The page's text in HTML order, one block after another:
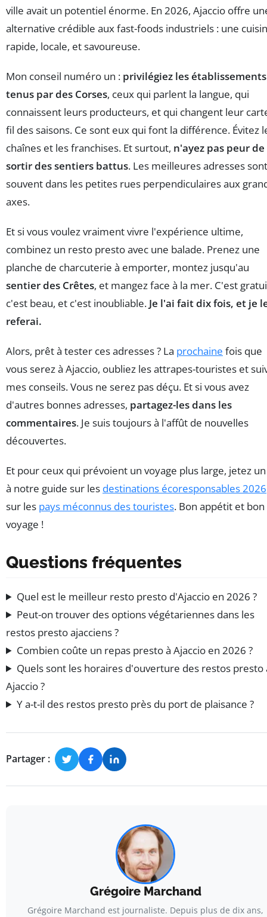
ville avait un potentiel énorme. En 2026, Ajaccio offre
alternative crédible aux fast-foods industriels : une
rapide, locale, et savoureuse.
Mon conseil numéro un : privilégiez les établissements
tenus par des Corses, ceux qui parlent la langue, qui
connaissent leurs producteurs, et qui changent leur
fil des saisons. Ce sont eux qui font la différence. Évitez
chaînes et les franchises. Et surtout, n'ayez pas peur de
sortir des sentiers battus. Les meilleures adresses sont
souvent dans les petites rues perpendiculaires aux
axes.
Et si vous voulez vraiment vivre l'expérience ultime,
combinez un resto presto avec une balade. Prenez une
planche de charcuterie à emporter, montez jusqu'au
sentier des Crêtes, et mangez face à la mer. C'est
c'est beau, et c'est inoubliable. Je l'ai fait dix fois, et je
referai.
Alors, prêt à tester ces adresses ? La prochaine fois que
vous serez à Ajaccio, oubliez les attrapes-touristes et
mes conseils. Vous ne serez pas déçu. Et si vous avez
d'autres bonnes adresses, partagez-les dans les
commentaires. Je suis toujours à l'affût de nouvelles
découvertes.
Et pour ceux qui prévoient un voyage plus large, jetez
à notre guide sur les destinations écoresponsables 2026
sur les pays méconnus des touristes. Bon appétit et bon
voyage !
Questions fréquentes
Quel est le meilleur resto presto d'Ajaccio en 2026 ?
Peut-on trouver des options végétariennes dans les
restos presto ajacciens ?
Combien coûte un repas presto à Ajaccio en 2026 ?
Quels sont les horaires d'ouverture des restos presto
Ajaccio ?
Y a-t-il des restos presto près du port de plaisance ?
Partager :
Grégoire Marchand
Grégoire Marchand est journaliste. Depuis plus de dix ans,